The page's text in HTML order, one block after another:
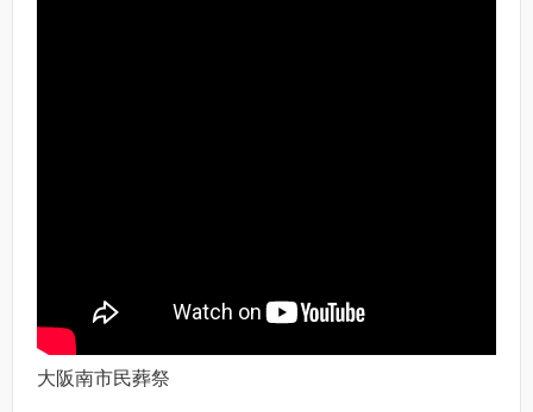
大阪南市民葬祭